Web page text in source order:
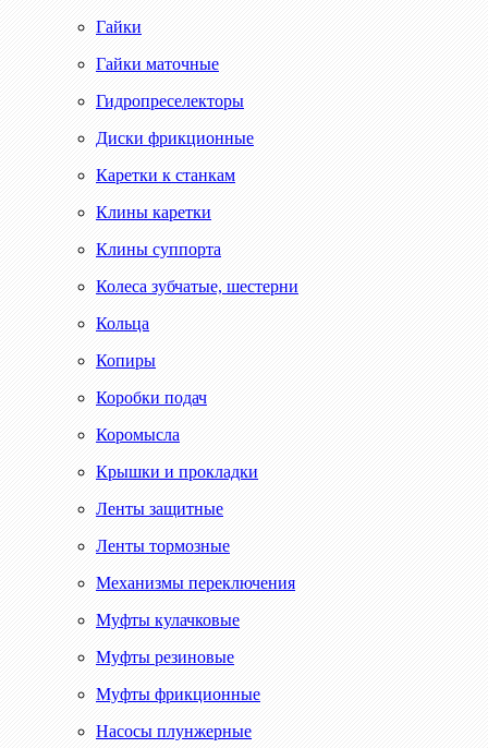
Гайки
Гайки маточные
Гидропреселекторы
Диски фрикционные
Каретки к станкам
Клины каретки
Клины суппорта
Колеса зубчатые, шестерни
Кольца
Копиры
Коробки подач
Коромысла
Крышки и прокладки
Ленты защитные
Ленты тормозные
Механизмы переключения
Муфты кулачковые
Муфты резиновые
Муфты фрикционные
Насосы плунжерные